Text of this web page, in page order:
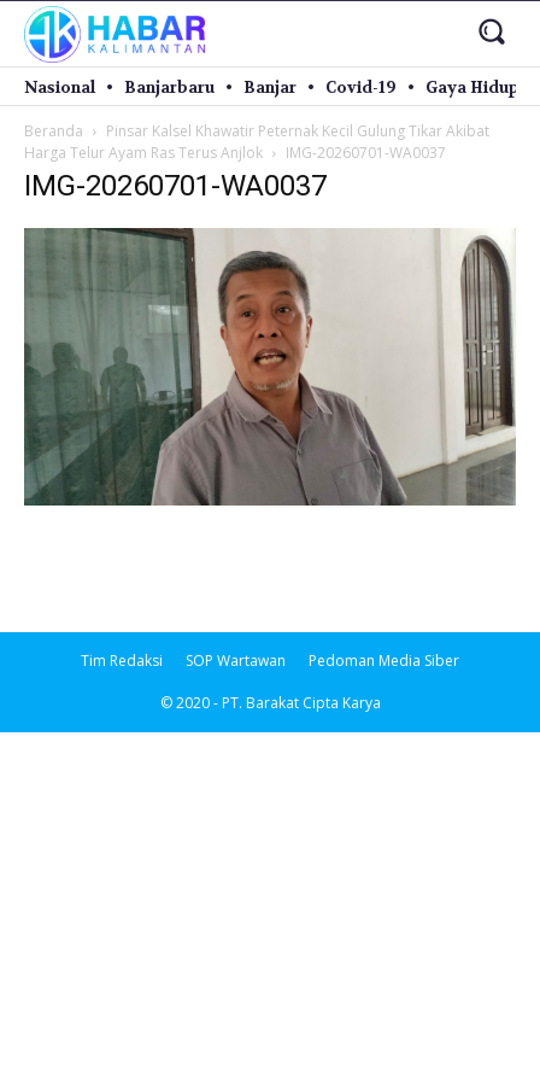
Nasional Banjarbaru Banjar Covid-19 Gaya Hidup
Beranda
Pinsar Kalsel Khawatir Peternak Kecil Gulung Tikar Akibat
Harga Telur Ayam Ras Terus Anjlok
IMG-20260701-WA0037
IMG-20260701-WA0037
Tim Redaksi SOP Wartawan Pedoman Media Siber
© 2020 - PT. Barakat Cipta Karya